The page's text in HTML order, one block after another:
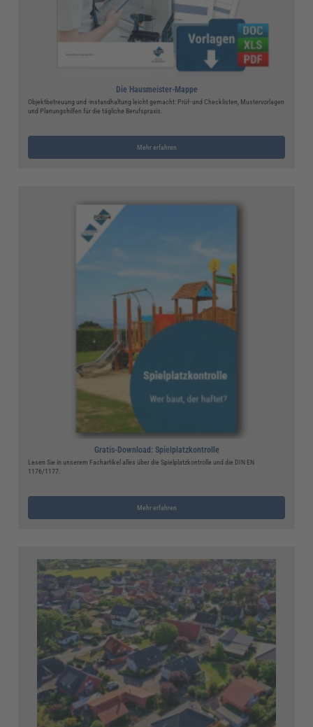
Die Hausmeister-Mappe
Objektbetreuung und -instandhaltung leicht gemacht: Prüf- und Checklisten, Mustervorlagen
und Planungshilfen für die tägliche Berufspraxis.
Mehr erfahren
Gratis-Download: Spielplatzkontrolle
Lesen Sie in unserem Fachartikel alles über die Spielplatzkontrolle und die DIN EN
1176/1177.
Mehr erfahren